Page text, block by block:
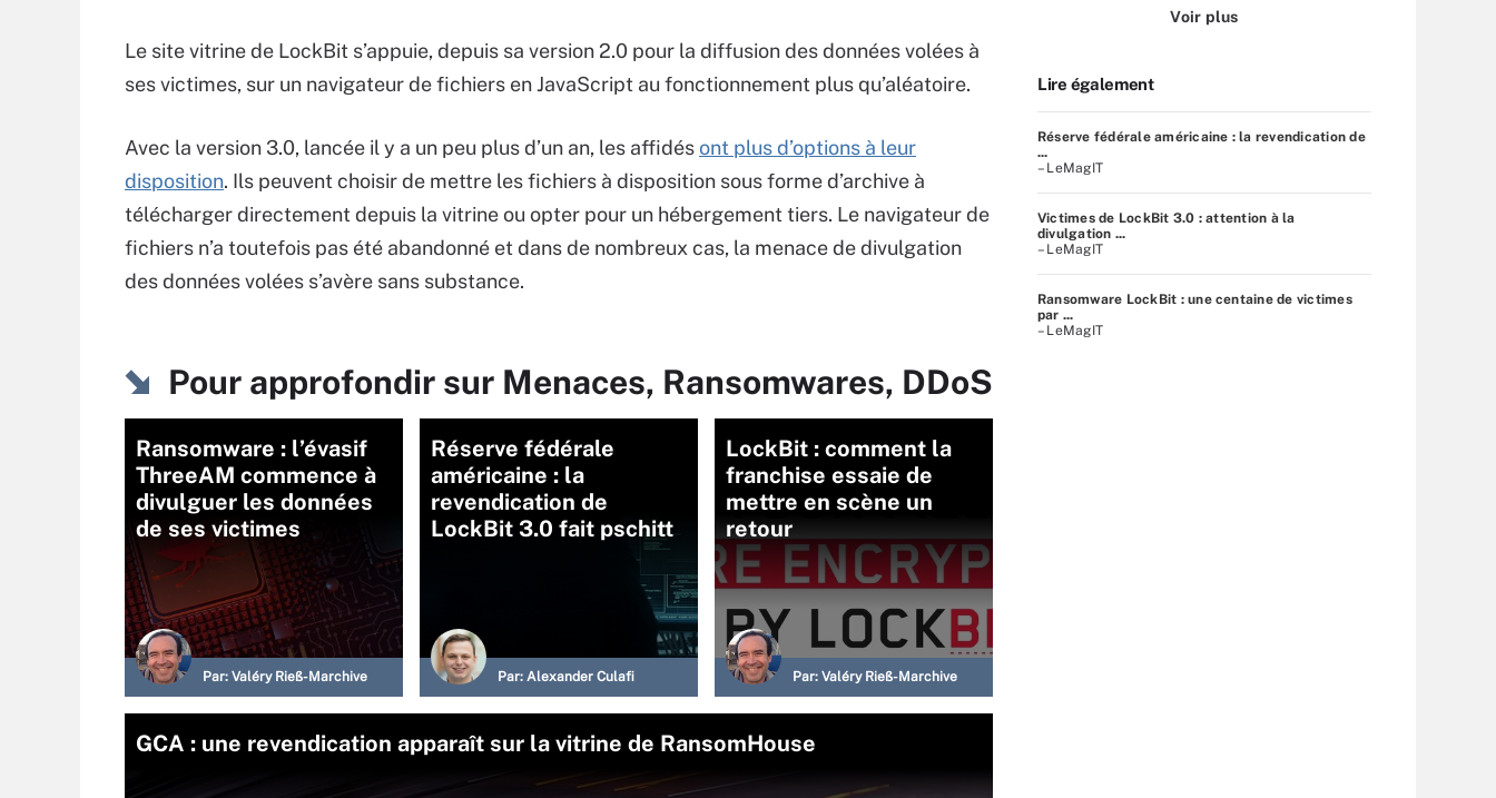
Le site vitrine de LockBit s’appuie, depuis sa version 2.0 pour la diffusion des données volées à
ses victimes, sur un navigateur de fichiers en JavaScript au fonctionnement plus qu’aléatoire.
Avec la version 3.0, lancée il y a un peu plus d’un an, les affidésont plus d’options à leur
disposition. Ils peuvent choisir de mettre les fichiers à disposition sous forme d’archive à
télécharger directement depuis la vitrine ou opter pour un hébergement tiers. Le navigateur de
fichiers n’a toutefois pas été abandonné et dans de nombreux cas, la menace de divulgation
des données volées s’avère sans substance.
Pour approfondir sur Menaces, Ransomwares, DDoS
Ransomware : l’évasif
ThreeAM commence à
divulguer les données
de ses victimes
Par: Valéry Rieß-Marchive
Réserve fédérale
américaine : la
revendication de
LockBit 3.0 fait pschitt
Par: Alexander Culafi
LockBit : comment la
franchise essaie de
mettre en scène un
retour
Par: Valéry Rieß-Marchive
GCA : une revendication apparaît sur la vitrine de RansomHouse
Voir plus
Lire également
Réserve fédérale américaine : la revendication de
...
– LeMagIT
Victimes de LockBit 3.0 : attention à la
divulgation ...
– LeMagIT
Ransomware LockBit : une centaine de victimes
par ...
– LeMagIT